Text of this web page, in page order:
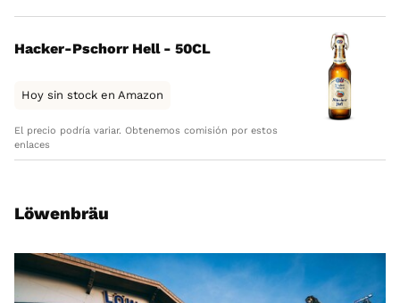
Hacker-Pschorr Hell - 50CL
Hoy sin stock en Amazon
El precio podría variar. Obtenemos comisión por estos
enlaces
Löwenbräu